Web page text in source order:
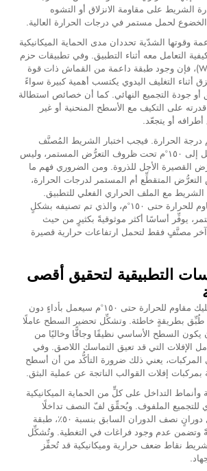
الشريط على مقاومة الانزلاق أو التشوه
وقوتها الشدّية تحددان مدى الحماية الميكانيكية
التعامل معه أثناء التطبيق. وفي تطبيقات حزم
الأسلاك (Wiring Harness)، فإن وجود طبقة داعمة من القماش ذات قوة
أثناء التغليف اليدوي يكتسب أهمية كبيرة سواءً
جودة التجميع النهائي. كما أن خصائص استطالة
على التكيف مع الأسطح المنحنية أو غير
أو يتجعّد.
درجة الحرارة. فيجب اختبار الشريط المُصنَّف
لتحمل درجة حرارة تصل إلى ١٥٠°م تحت ظروف التعرُّض المستمر، وليس
الأجل للذروة. ومن الضروري فهم ما
المتقطِّع أم المستمر لدرجات الحرارة،
مع الملف الحراري الفعلي للتطبيق.
فشريط الأكريليك المقاوم للحرارة حتى ١٥٠°م، والذي تم تصنيفه بشكلٍ
يوفِّر أساسًا أكثر موثوقيةً بكثيرٍ من حيث
آخر مصنَّفٍ فقط لتحمل ارتفاعات حرارية قصيرة
التطبيقية لتحقيق أقصى
حتى أفضل شريط أكريليك مقاوم للحرارة حتى ١٥٠°م سيعمل بأداءٍ دون
طُبِّق بطريقةٍ خاطئة. وتشكِّل تحضير السطح عاملًا
يكون السطح الأساسي نظيفًا وجافًّا وخاليًا من
الإفلات التي قد تعيق التماسك اللاصق. وفي
المركبات، يعني ذلك ضرورة التأكُّد من أن أسطح
إفلات القوالب الناتجة عن عملية البثق.
التداخل على كلٍّ من الحماية الميكانيكية
للتجميع الملفوف. ويُحقِّق لفّ النصف تداخلًا
متسقًّا، حيث يغطي كل دورانٍ نصف الدوران السابق بنسبة ٥٠٪، طبقة
وتضمن عدم وجود فراغات في التغطية. وتُشكِّل
نقاط ضعف حرارية وميكانيكية قد تُحفِّز